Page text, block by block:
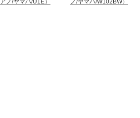
アノ/ヤマハ/U1E）
ノ/ヤマハ/W102BW）